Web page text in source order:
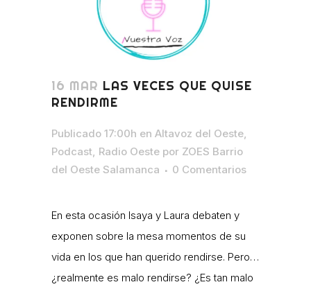
16 MAR LAS VECES QUE QUISE
RENDIRME
Publicado 17:00h en Altavoz del Oeste,
Podcast, Radio Oeste por ZOES Barrio
del Oeste Salamanca
0 Comentarios
En esta ocasión Isaya y Laura debaten y
exponen sobre la mesa momentos de su
vida en los que han querido rendirse. Pero…
¿realmente es malo rendirse? ¿Es tan malo